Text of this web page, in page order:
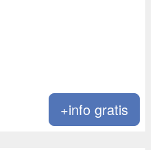
+info gratis